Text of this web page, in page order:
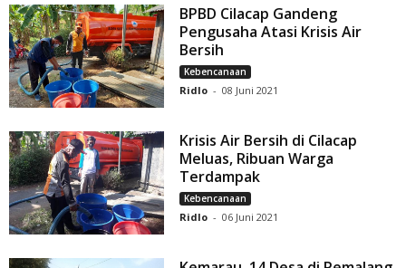
BPBD Cilacap Gandeng
Pengusaha Atasi Krisis Air
Bersih
Kebencanaan
Ridlo - 08 Juni 2021
Krisis Air Bersih di Cilacap
Meluas, Ribuan Warga
Terdampak
Kebencanaan
Ridlo - 06 Juni 2021